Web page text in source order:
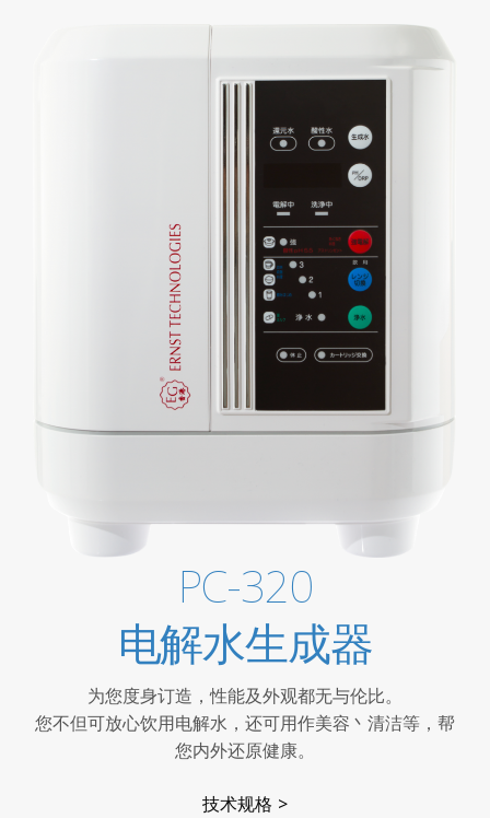
PC-320
电解水生成器
为您度身订造，性能及外观都无与伦比。
您不但可放心饮用电解水，还可用作美容丶清洁等，帮
您内外还原健康。
技术规格 >